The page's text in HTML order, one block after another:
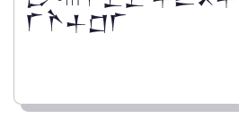
𒇲𒋻𒈦𒆸𒇲